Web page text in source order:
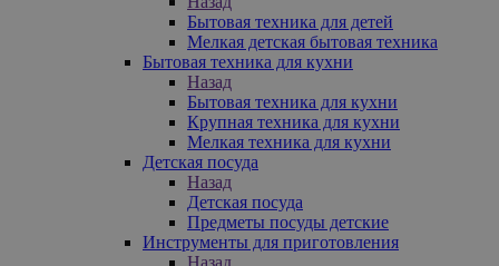
Бытовая техника для детей
Мелкая детская бытовая техника
Бытовая техника для кухни
Назад
Бытовая техника для кухни
Крупная техника для кухни
Мелкая техника для кухни
Детская посуда
Назад
Детская посуда
Предметы посуды детские
Инструменты для приготовления
Назад